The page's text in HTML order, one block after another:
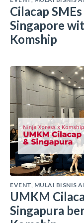
Cilacap
Singapore
Komship
EVENT, MULAI BISNIS
UMKM
Singapura